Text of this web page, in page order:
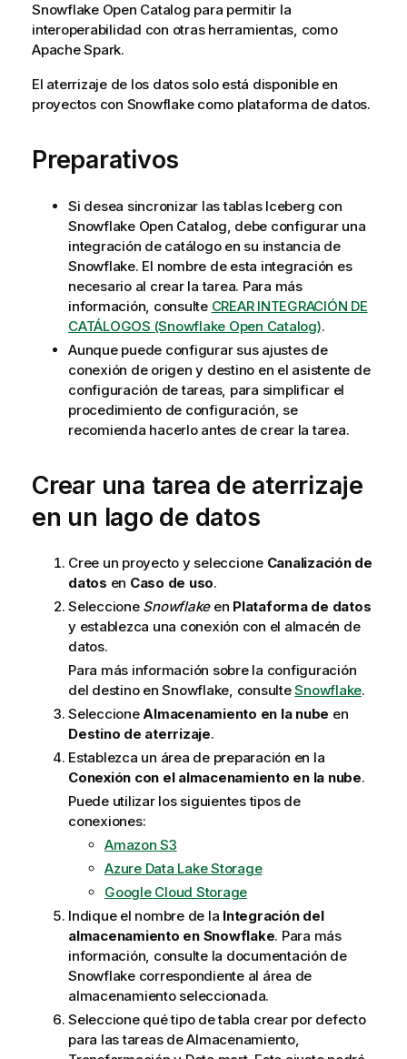
Snowflake Open Catalog para permitir la
interoperabilidad con otras herramientas, como
Apache Spark.
El aterrizaje de los datos solo está disponible en
proyectos con Snowflake como plataforma de datos.
Preparativos
Si desea sincronizar las tablas Iceberg con
Snowflake Open Catalog, debe configurar una
integración de catálogo en su instancia de
Snowflake. El nombre de esta integración es
necesario al crear la tarea. Para más
información, consulte CREAR INTEGRACIÓN DE
CATÁLOGOS (Snowflake Open Catalog).
Aunque puede configurar sus ajustes de
conexión de origen y destino en el asistente de
configuración de tareas, para simplificar el
procedimiento de configuración, se
recomienda hacerlo antes de crear la tarea.
Crear una tarea de aterrizaje
en un lago de datos
Cree un proyecto y seleccione Canalización de
datos en Caso de uso.
Seleccione Snowflakeen Plataforma de datos
y establezca una conexión con el almacén de
datos.
Para más información sobre la configuración
del destino en Snowflake, consulteSnowflake.
SeleccioneAlmacenamiento en la nube en
Destino de aterrizaje.
Establezca un área de preparación en la
Conexión con el almacenamiento en la nube.
Puede utilizar los siguientes tipos de
conexiones:
Amazon S3
Azure Data Lake Storage
Google Cloud Storage
Indique el nombre de la Integración del
almacenamiento en Snowflake. Para más
información, consulte la documentación de
Snowflake correspondiente al área de
almacenamiento seleccionada.
Seleccione qué tipo de tabla crear por defecto
para las tareas de Almacenamiento,